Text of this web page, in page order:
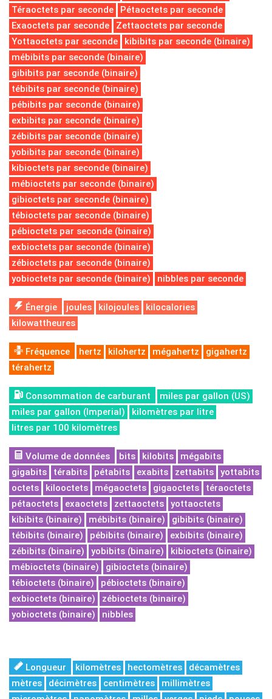
Téraoctets par seconde
Pétaoctets par seconde
Exaoctets par seconde
Zettaoctets par seconde
Yottaoctets par seconde
kibibits par seconde (binaire)
mébibits par seconde (binaire)
gibibits par seconde (binaire)
tébibits par seconde (binaire)
pébibits par seconde (binaire)
exbibits par seconde (binaire)
zébibits par seconde (binaire)
yobibits par seconde (binaire)
kibioctets par seconde (binaire)
mébioctets par seconde (binaire)
gibioctets par seconde (binaire)
tébioctets par seconde (binaire)
pébioctets par seconde (binaire)
exbioctets par seconde (binaire)
zébioctets par seconde (binaire)
yobioctets par seconde (binaire)
nibbles par seconde
Énergie joules kilojoules
kilocalories
kilowattheures
Fréquence hertz kilohertz mégahertz
gigahertz
térahertz
Consommation de carburant
miles par gallon (US)
miles par gallon (Imperial)
kilomètres par litre
litres par 100 kilomètres
Volume de données bits kilobits
mégabits
gigabits
térabits pétabits exabits zettabits
yottabits
octets
kilooctets mégaoctets gigaoctets
téraoctets
pétaoctets
exaoctets zettaoctets
yottaoctets
kibibits (binaire)
mébibits (binaire)
gibibits (binaire)
tébibits (binaire)
pébibits (binaire)
exbibits (binaire)
zébibits (binaire)
yobibits (binaire)
kibioctets (binaire)
mébioctets (binaire)
gibioctets (binaire)
tébioctets (binaire)
pébioctets (binaire)
exbioctets (binaire)
zébioctets (binaire)
yobioctets (binaire)
nibbles
Longueur kilomètres hectomètres
décamètres
mètres
décimètres centimètres
millimètres